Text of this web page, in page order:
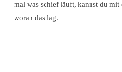
mal was schief läuft, kannst du mit
woran das lag.